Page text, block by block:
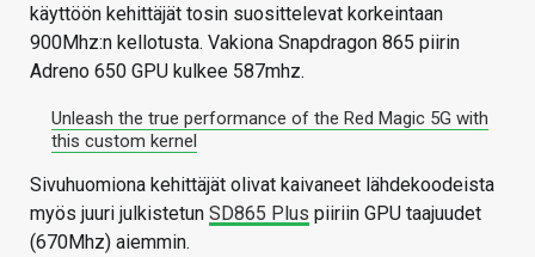
käyttöön kehittäjät tosin suosittelevat korkeintaan
900Mhz:n kellotusta. Vakiona Snapdragon 865 piirin
Adreno 650 GPU kulkee 587mhz.
Unleash the true performance of the Red Magic 5G with
this custom kernel
Sivuhuomiona kehittäjät olivat kaivaneet lähdekoodeista
myös juuri julkistetun SD865 Plus piiriin GPU taajuudet
(670Mhz) aiemmin.